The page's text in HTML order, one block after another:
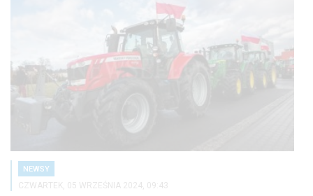
NEWSY
CZWARTEK, 05 WRZEŚNIA 2024, 09:43